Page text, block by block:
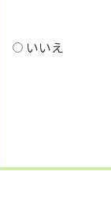
いいえ